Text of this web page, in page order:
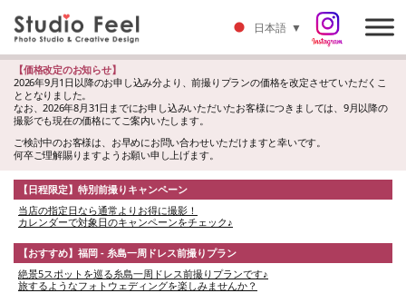
【価格改定のお知らせ】
2026年9月1日以降のお申し込み分より、前撮りプランの価格を改定させていただくこ
ととなりました。
なお、2026年8月31日までにお申し込みいただいたお客様につきましては、9月以降の
撮影でも現在の価格にてご案内いたします。
ご検討中のお客様は、お早めにお問い合わせいただけますと幸いです。
何卒ご理解賜りますようお願い申し上げます。
【日程限定】特別前撮りキャンペーン
当店の指定日なら通常よりお得に撮影！
カレンダーで対象日のキャンペーンをチェック♪
【おすすめ】福岡 - 糸島一周ドレス前撮りプラン
絶景5スポットを巡る糸島一周ドレス前撮りプランです♪
旅するようなフォトウェディングを楽しみませんか？
日本語 ▼